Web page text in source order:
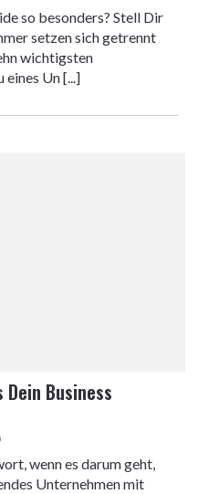
so besonders? Stell Dir
setzen sich getrennt
wichtigsten
Un [...]
Business
wenn es darum geht,
Unternehmen mit